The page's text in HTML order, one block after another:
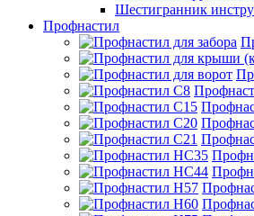
Шестигранник
Профнастил